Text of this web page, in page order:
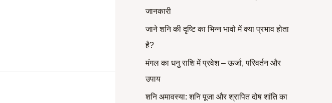
जानकारी
जाने शनि की दृष्टि का भिन्न भावो में क्या प्रभाव होता
है?
मंगल का धनु राशि में प्रवेश – ऊर्जा, परिवर्तन और
उपाय
शनि अमावस्या: शनि पूजा और श्रापित दोष शांति का